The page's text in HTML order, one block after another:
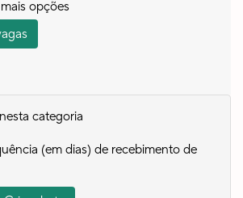
opções
categoria
(em dias) de recebimento de